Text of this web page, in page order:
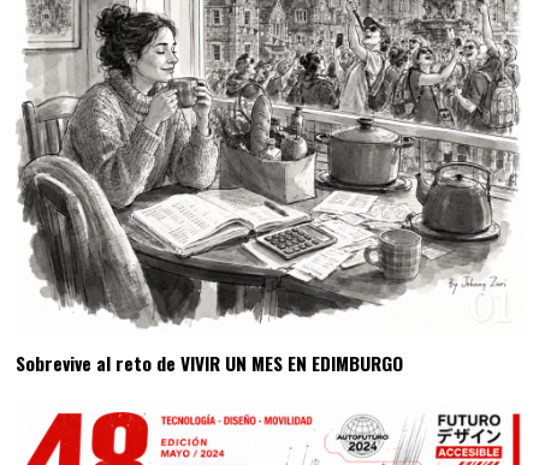
01
Sobrevive al reto de VIVIR UN MES EN EDIMBURGO